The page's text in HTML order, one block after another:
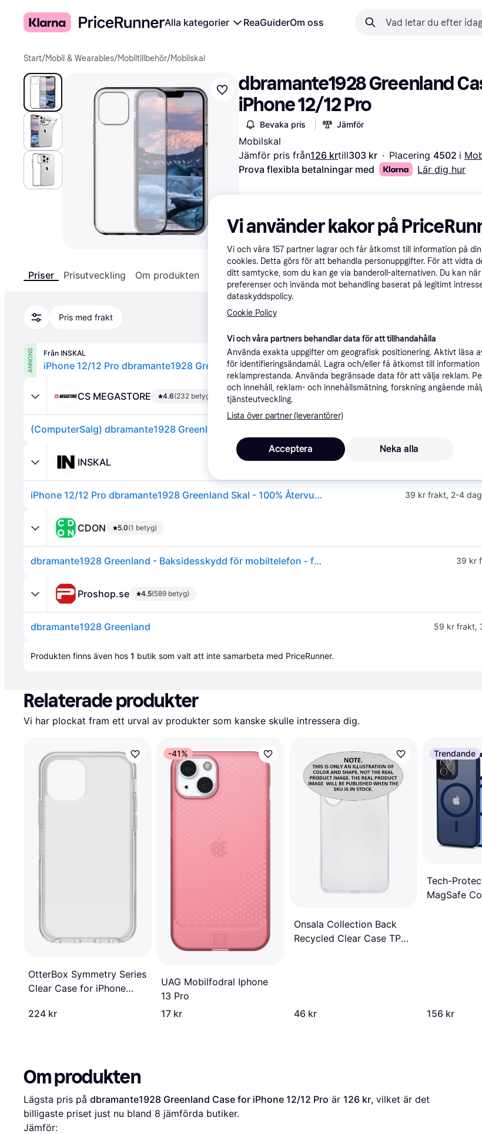
Alla kategorier ReaGuiderOm oss
Start/Mobil & Wearables/Mobiltillbehör/Mobilskal
dbramante1928 Greenland
iPhone 12/12 Pro
Bevaka pris Jämför
Mobilskal
Jämför pris från126 krtill303 kr · Placering 4502 i
Prova flexibla betalningar med
Lär dig hur
Priser Prisutveckling Om produkten Specifikationer
Pris med frakt
ANNONS Från INSKAL
iPhone 12/12 Pro dbramante1928 Greenland Skal - 100% Återvunnen Plast - Transparent 39 kr frakt,2-4
CS MEGASTORE 4.6(232 betyg)
INSKAL
iPhone 12/12 Pro dbramante1928 Greenland Skal - 100% Återvunnen Plast - Transparent 39 kr frakt, 2-4
CDON 5.0(1 betyg)
dbramante1928 Greenland - Baksidesskydd för mobiltelefon - fastsnäppbar - 100 % återvunnen plast - klar - för Apple iPhone 12, 12 Pro 39 kr
Proshop.se 4.5(589 betyg)
dbramante1928 Greenland 59 kr frakt,
Produkten finns även hos 1 butik som valt att inte samarbeta med PriceRunner.
Relaterade produkter
Vi har plockat fram ett urval av produkter som kanske skulle intressera dig.
OtterBox Symmetry Series
Clear Case for iPhone
224 kr
-41%
UAG Mobilfodral Iphone
13 Pro
17 kr
Onsala Collection Back
Recycled Clear Case TPU
46 kr
Trendande
Tech-
MagSafe
156 kr
Om produkten
Lägsta pris på dbramante1928 Greenland Case for iPhone 12/12 Pro är 126 kr, vilket är det
billigaste priset just nu bland 8 jämförda butiker.
Jämför:
Vi använder kakor på
Vi och våra 157 partner lagrar och får åtkomst till information på
cookies. Detta görs för att behandla personuppgifter. För att vidta
ditt samtycke, som du kan ge via banderoll-alternativen. Du kan
preferenser och invända mot behandling baserat på legitimt
dataskyddspolicy.
Cookie Policy
Vi och våra partners behandlar data för att tillhandahålla
Använda exakta uppgifter om geografisk positionering. Aktivt läsa
för identifieringsändamål. Lagra och/eller få åtkomst till information
reklamprestanda. Använda begränsade data för att välja reklam.
och innehåll, reklam- och innehållsmätning, forskning angående
tjänsteutveckling.
Lista över partner (leverantörer)
Neka alla
Acceptera